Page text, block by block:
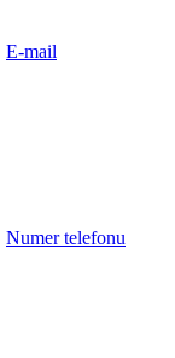
E-mail
Numer telefonu